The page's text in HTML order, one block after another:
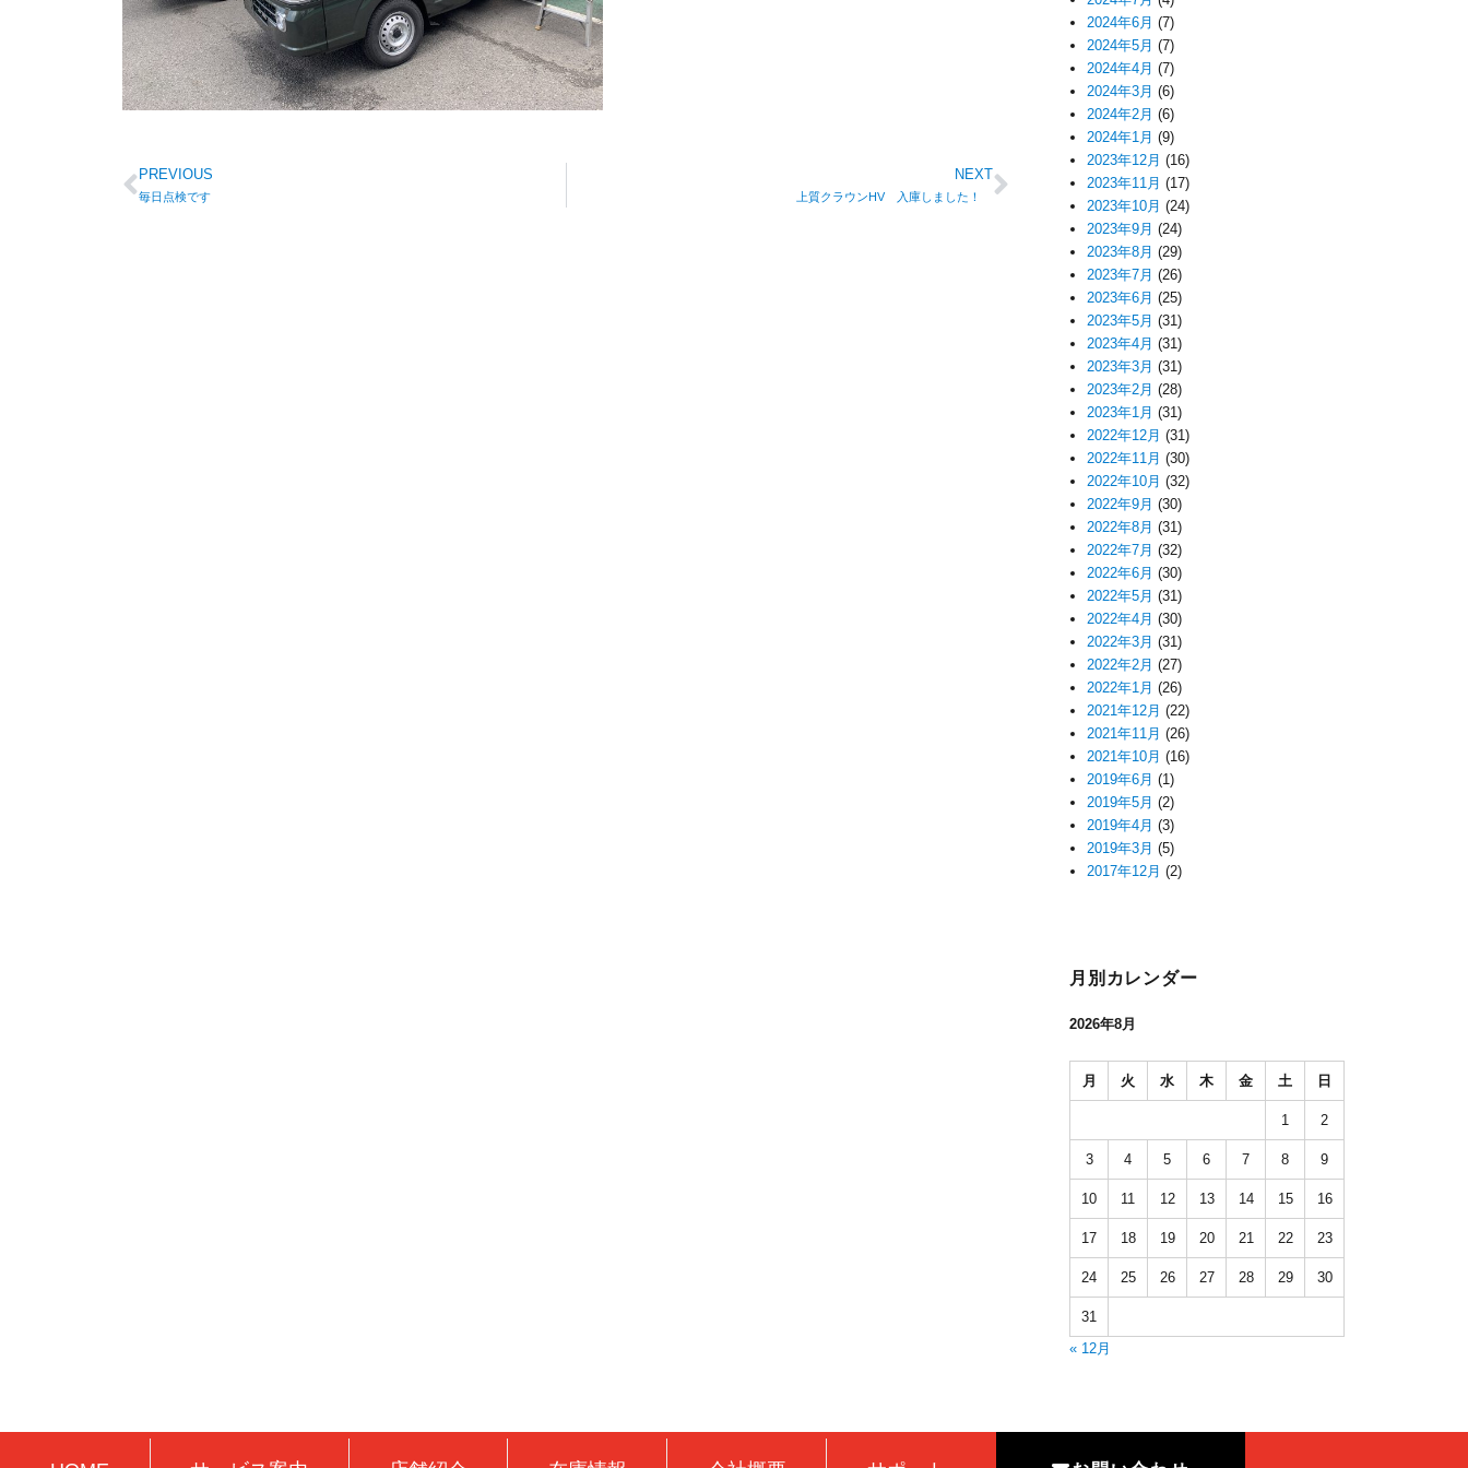
PREVIOUS
毎日点検です
NEXT
上質クラウンHV 入庫しました！
2024年6月 (7)
2024年5月 (7)
2024年4月 (7)
2024年3月 (6)
2024年2月 (6)
2024年1月 (9)
2023年12月 (16)
2023年11月 (17)
2023年10月 (24)
2023年9月 (24)
2023年8月 (29)
2023年7月 (26)
2023年6月 (25)
2023年5月 (31)
2023年4月 (31)
2023年3月 (31)
2023年2月 (28)
2023年1月 (31)
2022年12月 (31)
2022年11月 (30)
2022年10月 (32)
2022年9月 (30)
2022年8月 (31)
2022年7月 (32)
2022年6月 (30)
2022年5月 (31)
2022年4月 (30)
2022年3月 (31)
2022年2月 (27)
2022年1月 (26)
2021年12月 (22)
2021年11月 (26)
2021年10月 (16)
2019年6月 (1)
2019年5月 (2)
2019年4月 (3)
2019年3月 (5)
2017年12月 (2)
月別カレンダー
2026年8月
月 火 水 木 金 土 日
1 2
3 4 5 6 7 8 9
10 11 12 13 14 15 16
17 18 19 20 21 22 23
24 25 26 27 28 29 30
31
« 12月